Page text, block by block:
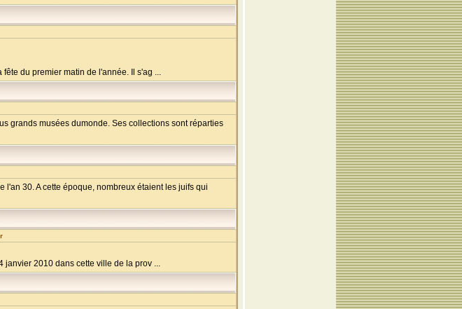
du premier matin de l'année. Il s'ag ...
grands musées dumonde. Ses collections sont réparties
l'an 30. A cette époque, nombreux étaient les juifs qui
janvier 2010 dans cette ville de la prov ...